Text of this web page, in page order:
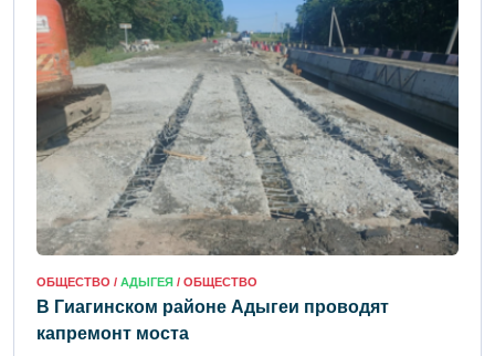
ОБЩЕСТВО / АДЫГЕЯ / ОБЩЕСТВО
В Гиагинском районе Адыгеи проводят
капремонт моста